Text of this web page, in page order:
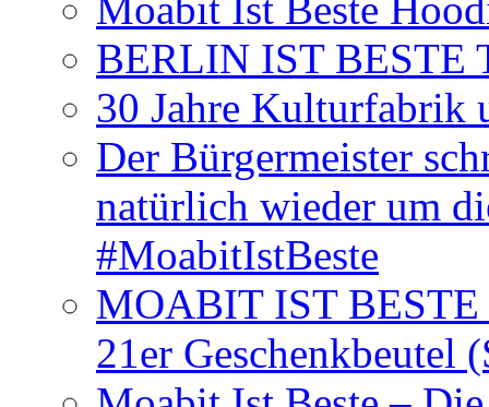
Moabit Ist Beste
BERLIN IST BESTE
30 Jahre Kulturfabrik
Der Bürgermeister
natürlich wieder um
#MoabitIstBeste
MOABIT IST BESTE
21er Geschenkbeutel